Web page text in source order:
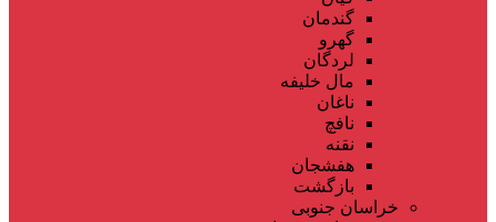
گندمان
گهرو
لردگان
مال خلیفه
ناغان
نافچ
نقنه
هفشجان
بازگشت
خراسان جنوبی